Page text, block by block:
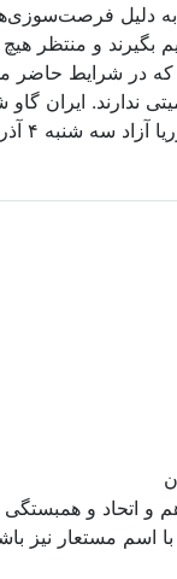
دلیل
بگیرند و منتظر
در شرایط حاضر
ندارند. ایران
برابر با ۲۴ نوامبر ۲۰۲۰
و اتحاد و